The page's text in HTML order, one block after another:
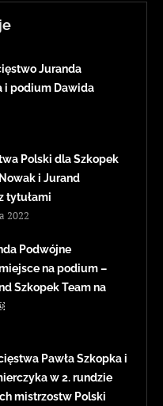
Juranda
i podium Dawida
Polski dla Szkopek
i Jurand
tytułami
2022
Podwójne
na podium –
Szkopek Team na
Pawła Szkopka i
w 2. rundzie
mistrzostw Polski